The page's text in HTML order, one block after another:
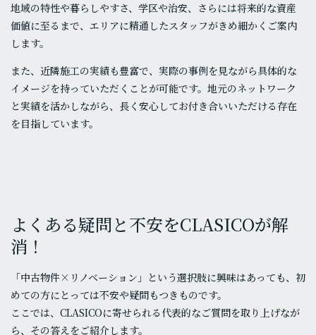
地域の特性や暮らしやすさ、学区や治安、さらには将来的な資産
価値に至るまで、エリアに精通したスタッフがきめ細かくご案内
します。
また、近隣施工の実績も豊富で、実際の事例を見ながら具体的な
イメージを持っていただくことが可能です。地元のネットワーク
と実績を活かしながら、長く安心してお付き合いいただける存在
を目指しています。
よくある疑問と不安をCLASICOが解
消！
「中古物件×リノベーション」という選択肢に興味はあっても、初
めての方にとっては不安や疑問もつきものです。
ここでは、CLASICOに寄せられる代表的なご質問を取り上げなが
ら、その答えをご紹介します。